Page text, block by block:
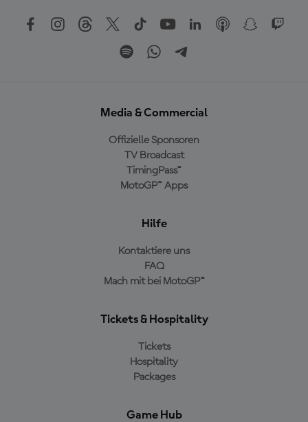
Media & Commercial
Offizielle Sponsoren
TV Broadcast
TimingPass™
MotoGP™ Apps
Hilfe
Kontaktiere uns
FAQ
Mach mit bei MotoGP™
Tickets & Hospitality
Tickets
Hospitality
Packages
Game Hub